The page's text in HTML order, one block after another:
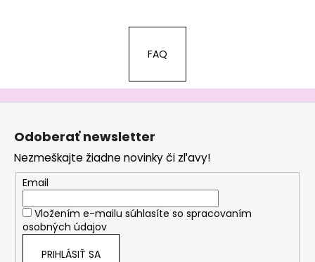
FAQ
Z
Odoberať newsletter
Nezmeškajte žiadne novinky či zľavy!
Email
Vložením e-mailu súhlasíte so spracovaním
osobných údajov
PRIHLÁSIŤ SA